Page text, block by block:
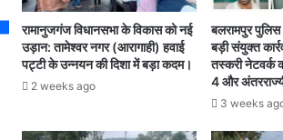
क
के
को
छि
रामानुजगंज विधानसभा के विकास को नई
उड़ान: तामेश्वर नगर (आरागाही) हवाई
पट्टी के उन्नयन की दिशा में बड़ा कदम।
2 weeks ago
बलरामपुर
बड़ी संयुक्त
तस्करी नेटवर्क
4 और
3 weeks